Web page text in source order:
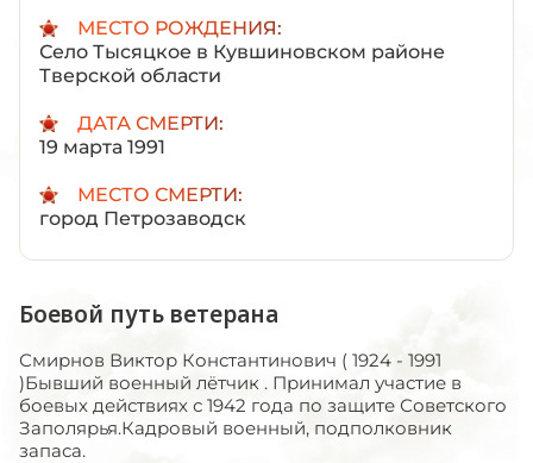
МЕСТО РОЖДЕНИЯ:
Село Тысяцкое в Кувшиновском районе
Тверской области
ДАТА СМЕРТИ:
19 марта 1991
МЕСТО СМЕРТИ:
город Петрозаводск
Боевой путь ветерана
Смирнов Виктор Константинович ( 1924 - 1991
)Бывший военный лётчик . Принимал участие в
боевых действиях с 1942 года по защите Советского
Заполярья.Кадровый военный, подполковник
запаса.